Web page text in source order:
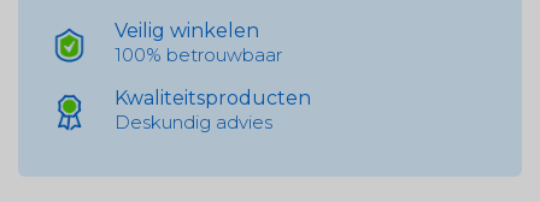
Veilig winkelen
100% betrouwbaar
Kwaliteitsproducten
Deskundig advies